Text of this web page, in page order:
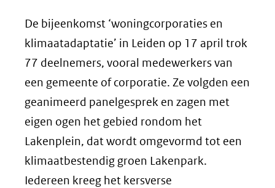
De bijeenkomst ‘woningcorporaties en
klimaatadaptatie’ in Leiden op 17 april trok
77 deelnemers, vooral medewerkers van
een gemeente of corporatie. Ze volgden een
geanimeerd panelgesprek en zagen met
eigen ogen het gebied rondom het
Lakenplein, dat wordt omgevormd tot een
klimaatbestendig groen Lakenpark.
Iedereen kreeg het kersverse